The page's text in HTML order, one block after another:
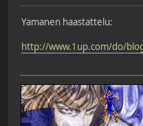
Yamanen haastattelu:
http://www.1up.com/do/